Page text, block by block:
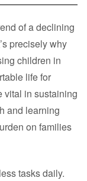
of a declining
precisely why
children in
life for
vital in sustaining
and learning
on families
tasks daily.